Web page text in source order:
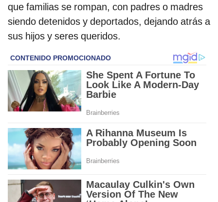
que familias se rompan, con padres o madres
siendo detenidos y deportados, dejando atrás a
sus hijos y seres queridos.